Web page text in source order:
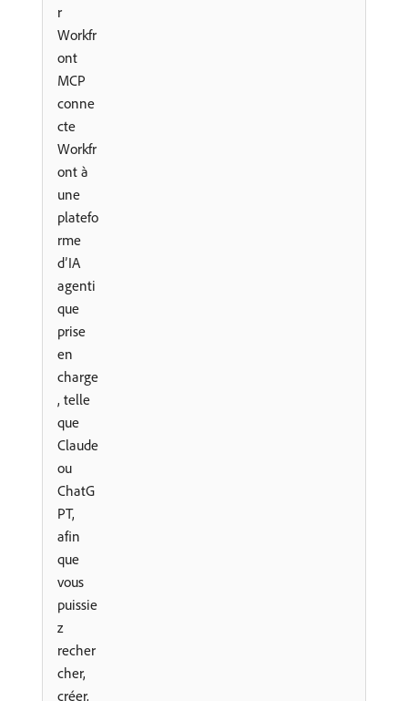
r
Workfr
ont
MCP
conne
cte
Workfr
ont à
une
platefo
rme
d’IA
agenti
que
prise
en
charge
, telle
que
Claude
ou
ChatG
PT,
afin
que
vous
puissie
z
recher
cher,
créer,